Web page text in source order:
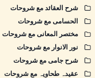
شرح العقائد مع شروحات
الحسامی مع شروحات
مختصر المعانی مع شروحات
نور الانوار مع شروحات
شرح جامی مع شروحات
عقیدہ طحاویہ مع شروحات